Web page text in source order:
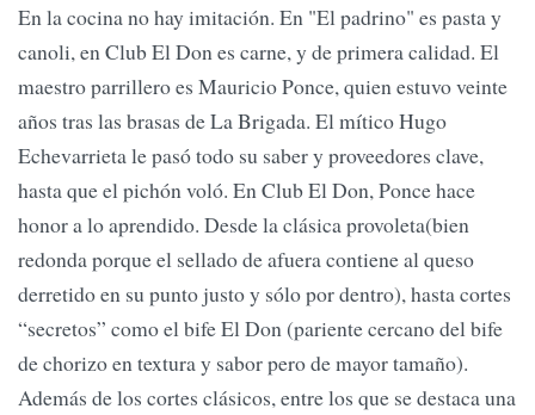
En la cocina no hay imitación. En "El padrino" es pasta y
canoli, en Club El Don es carne, y de primera calidad. El
maestro parrillero es Mauricio Ponce, quien estuvo veinte
años tras las brasas de La Brigada. El mítico Hugo
Echevarrieta le pasó todo su saber y proveedores clave,
hasta que el pichón voló. En Club El Don, Ponce hace
honor a lo aprendido. Desde la clásica provoleta(bien
redonda porque el sellado de afuera contiene al queso
derretido en su punto justo y sólo por dentro), hasta cortes
“secretos” como el bife El Don (pariente cercano del bife
de chorizo en textura y sabor pero de mayor tamaño).
Además de los cortes clásicos, entre los que se destaca una